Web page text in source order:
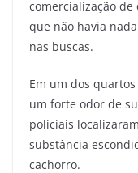
comercialização
que não havia
nas buscas.
Em um dos
um forte odor de
policiais
substância
cachorro.